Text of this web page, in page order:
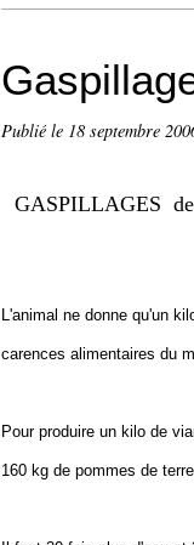
Publié le 18 septembre
GASPILLAGES
L'animal ne donne qu'un
carences alimentaires du
Pour produire un kilo de
160 kg de pommes de